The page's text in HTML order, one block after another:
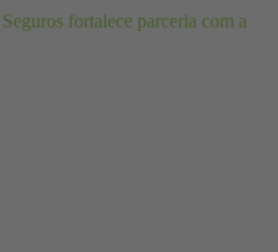
fortalece parceria com a